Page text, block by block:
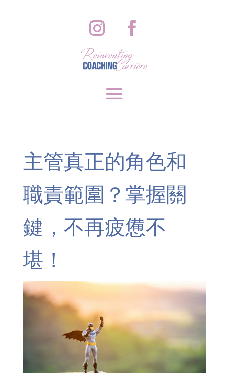
主管真正的角色和
職責範圍？掌握關
鍵，不再疲憊不
堪！